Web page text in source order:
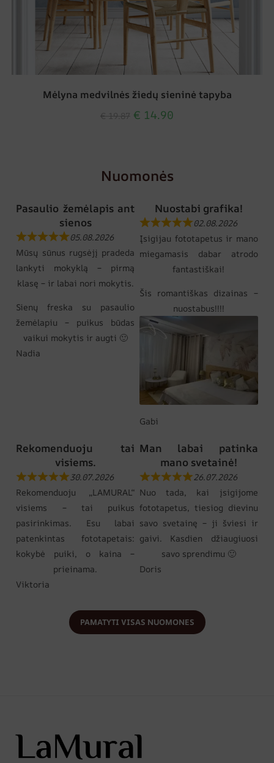
Mėlyna medvilnės žiedų sieninė tapyba
€ 14.90
Nuomonės
Pasaulio žemėlapis ant
sienos
05.08.2026
Mūsų sūnus rugsėjį pradeda
lankyti mokyklą – pirmą
klasę – ir labai nori mokytis.
Sienų freska su pasaulio
žemėlapiu – puikus būdas
vaikui mokytis ir augti 🙂
Nadia
Nuostabi grafika!
02.08.2026
Įsigijau fototapetus ir mano
miegamasis dabar atrodo
fantastiškai!
Šis romantiškas dizainas –
nuostabus!!!!
Gabi
Rekomenduoju tai
visiems.
30.07.2026
Rekomenduoju „LAMURAL“
visiems – tai puikus
pasirinkimas. Esu labai
patenkintas fototapetais:
kokybė puiki, o kaina –
prieinama.
Viktoria
Man labai patinka
mano svetainė!
26.07.2026
Nuo tada, kai įsigijome
fototapetus, tiesiog dievinu
savo svetainę – ji šviesi ir
gaivi. Kasdien džiaugiuosi
savo sprendimu 🙂
Doris
PAMATYTI VISAS NUOMONES